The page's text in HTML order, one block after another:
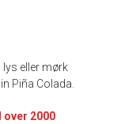
eller mørk
Piña Colada.
over 2000